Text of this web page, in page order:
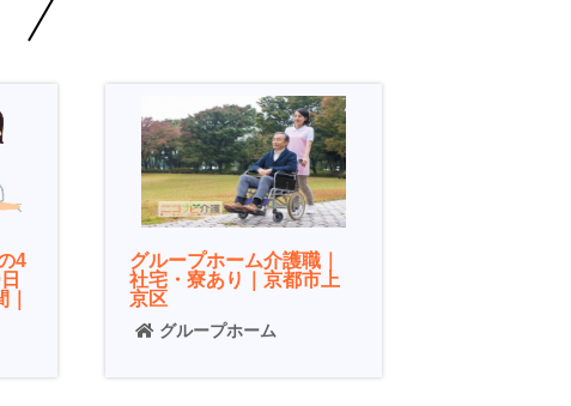
4
グループホーム介護職｜
社宅・寮あり｜京都市上
京区
グループホーム